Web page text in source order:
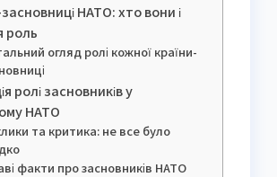
НАТО: хто вони і
роль
огляд ролі кожної країни-
ролі засновників у
НАТО
та критика: не все було
факти про засновників НАТО